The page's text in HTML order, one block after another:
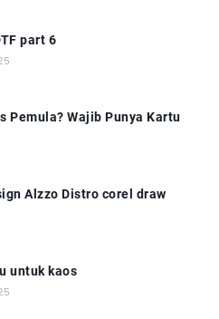
part 6
Pemula? Wajib Punya Kartu
Alzzo Distro corel draw
untuk kaos